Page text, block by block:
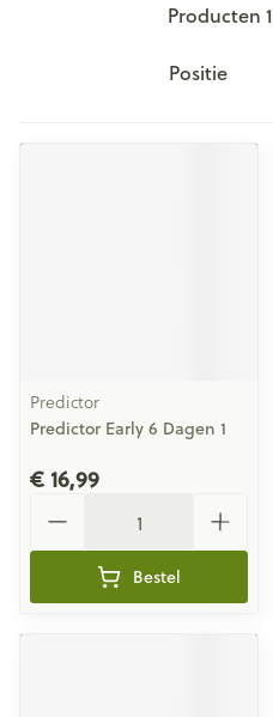
Producten 1
Sorteer op:
Predictor
Predictor Early 6 Dagen 1
€ 16,99
Bestel